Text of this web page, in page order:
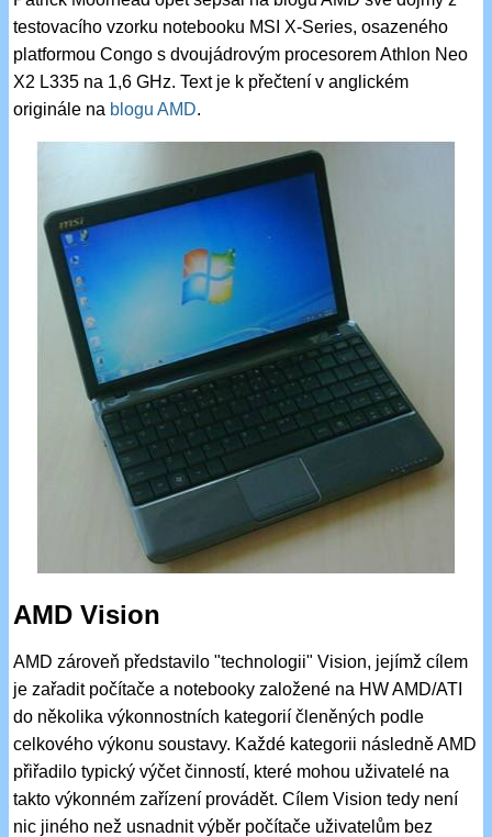
testovacího vzorku notebooku MSI X-Series, osazeného
platformou Congo s dvoujádrovým procesorem Athlon Neo
X2 L335 na 1,6 GHz. Text je k přečtení v anglickém
originále na blogu AMD.
AMD Vision
AMD zároveň představilo "technologii" Vision, jejímž cílem
je zařadit počítače a notebooky založené na HW AMD/ATI
do několika výkonnostních kategorií členěných podle
celkového výkonu soustavy. Každé kategorii následně AMD
přiřadilo typický výčet činností, které mohou uživatelé na
takto výkonném zařízení provádět. Cílem Vision tedy není
nic jiného než usnadnit výběr počítače uživatelům bez